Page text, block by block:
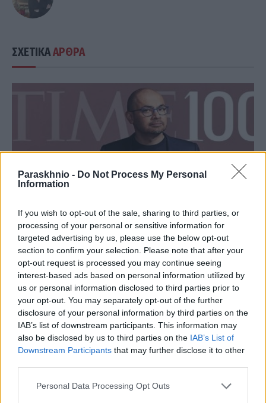
Paraskhnio - Do Not Process My Personal
Information
If you wish to opt-out of the sale, sharing to third parties, or
processing of your personal or sensitive information for
targeted advertising by us, please use the below opt-out
section to confirm your selection. Please note that after your
opt-out request is processed you may continue seeing
interest-based ads based on personal information utilized by
us or personal information disclosed to third parties prior to
your opt-out. You may separately opt-out of the further
disclosure of your personal information by third parties on the
IAB’s list of downstream participants. This information may
also be disclosed by us to third parties on the IAB’s List of
Downstream Participants that may further disclose it to other
Please note that this website/app uses one or more Google
Personal Data Processing Opt Outs
ΣΧΕΤΙΚΑΑΡΘΡΑ
ΕΠΙΧΕΙΡΉΣΕΙΣ
Ανακατατάξεις στην Google AI: Ο Ντέμης Χασάμπης
αναλαμβάνει πρόεδρος της DeepMind – Αποχωρούν
κορυφαία στελέχη
ΑΝΑΡΤΗΘΗΚΕ ΑΠΟDKATSAMADOU 5 ΑΥΓΟΎΣΤΟΥ 2026